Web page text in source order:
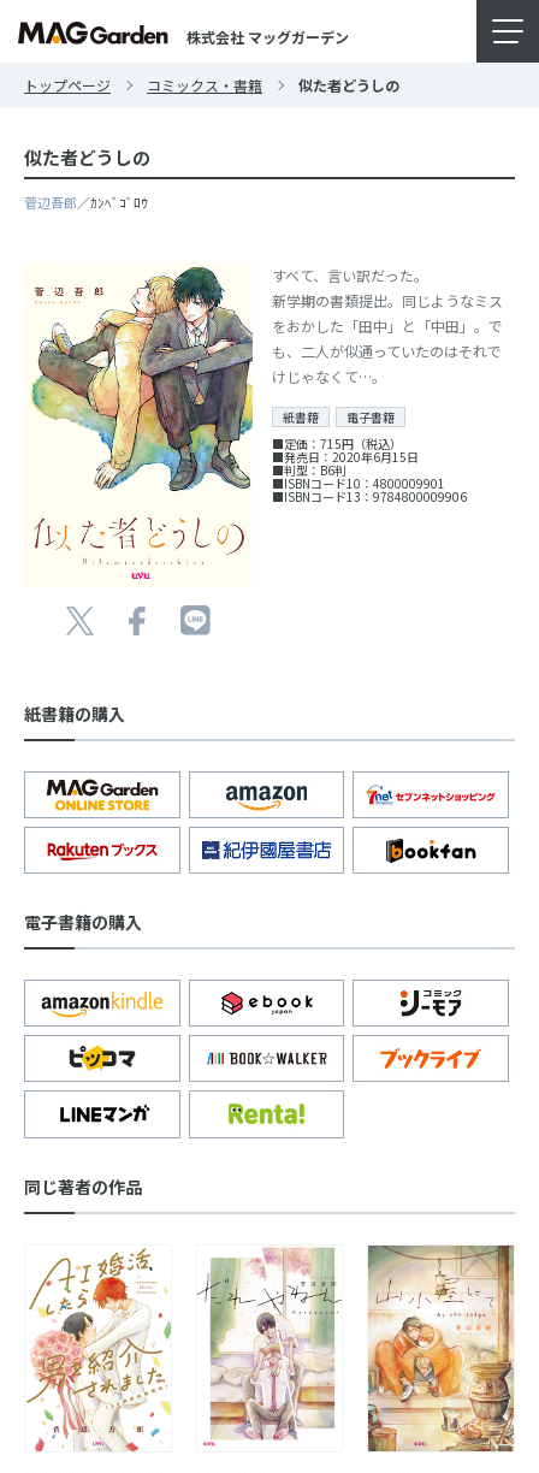
株式会社 マッグガーデン
トップページ コミックス・書籍 似た者どうしの
似た者どうしの
菅辺吾郎／ｶﾝﾍﾞｺﾞﾛｳ
すべて、言い訳だった。
新学期の書類提出。同じようなミス
をおかした「田中」と「中田」。で
も、二人が似通っていたのはそれで
けじゃなくて…。
紙書籍
電子書籍
■定価：715円（税込）
■発売日：2020年6月15日
■判型：B6判
■ISBNコード10：4800009901
■ISBNコード13：9784800009906
紙書籍の購入
電子書籍の購入
同じ著者の作品